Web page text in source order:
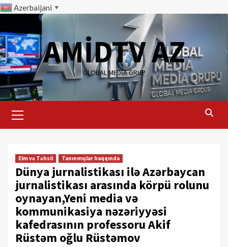
Azerbaijani ▼
to
content
AMİDTV AZ
GLOBAL MEDIA GRUP
Menu
Elm və Təhsil Tanınmışlar haqqında
Dünya jurnalistikası ilə Azərbaycan
jurnalistikası arasında körpü rolunu
oynayan,Yeni media və
kommunikasiya nəzəriyyəsi
kafedrasının professoru Akif
Rüstəm oğlu Rüstəmov